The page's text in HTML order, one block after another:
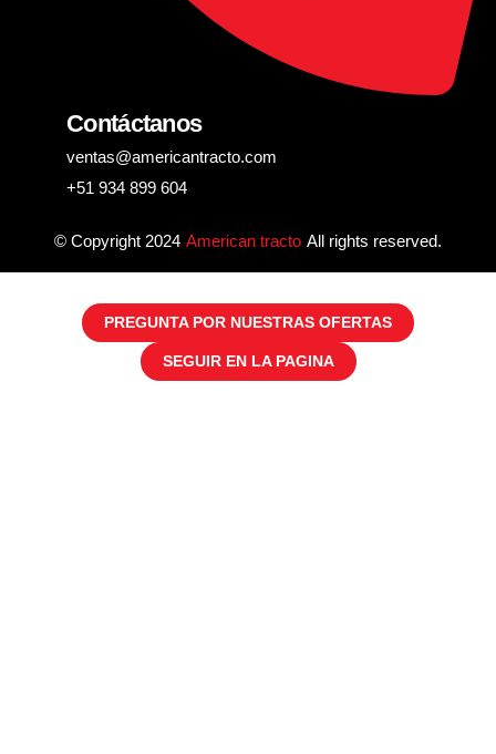
Contáctanos
ventas@americantracto.com
+51 934 899 604
© Copyright 2024 American tracto All rights reserved.
PREGUNTA POR NUESTRAS OFERTAS
SEGUIR EN LA PAGINA